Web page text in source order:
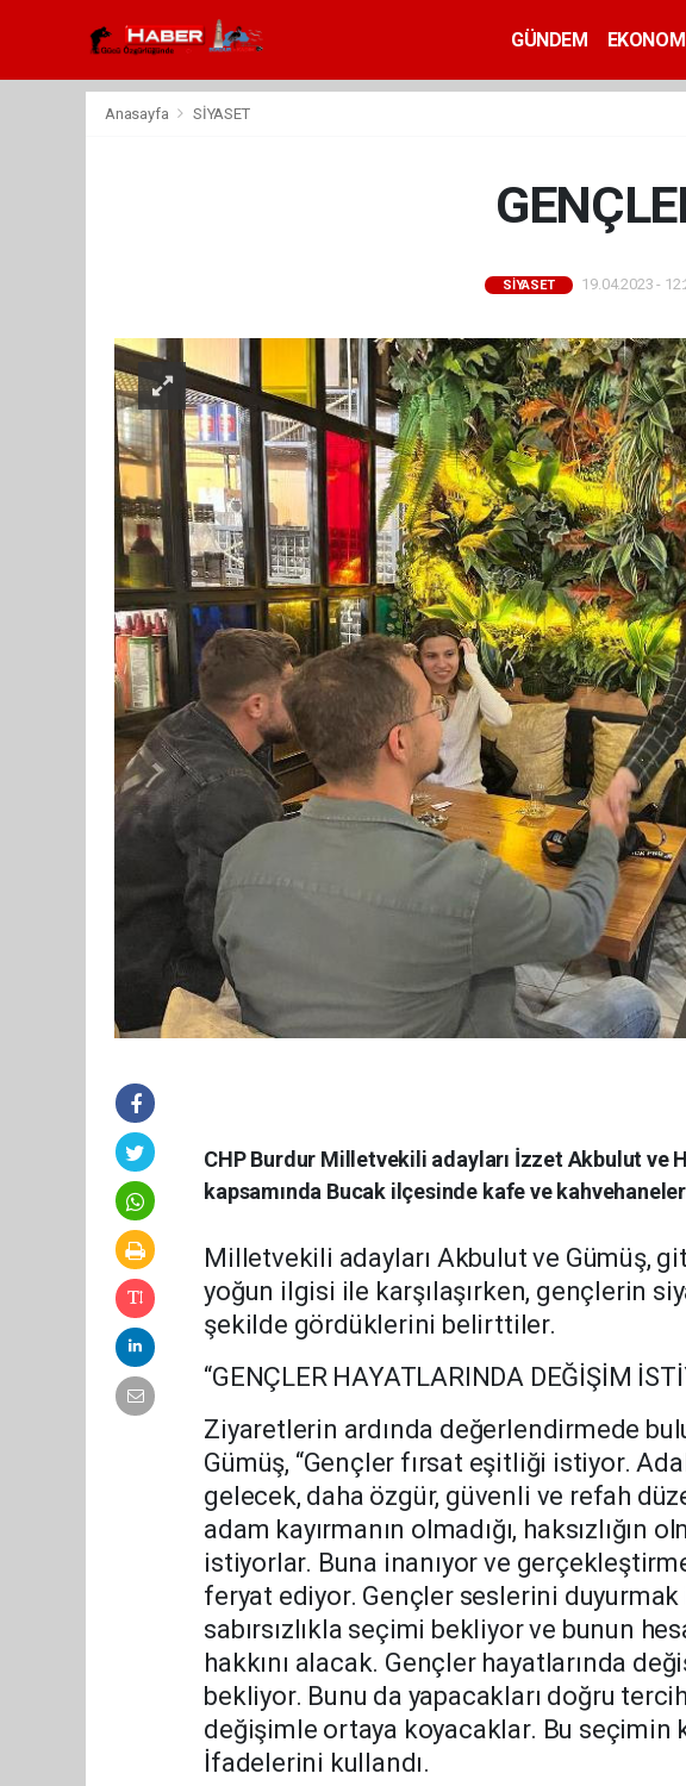
GÜNDEM
Anasayfa SİYASET
SİYASET 19.04.2023 -
CHP Burdur Milletvekili adayları İzzet Akbulut ve
kapsamında Bucak ilçesinde kafe ve
Milletvekili adayları Akbulut ve Gümüş,
yoğun ilgisi ile karşılaşırken, gençlerin
şekilde gördüklerini belirttiler.
“GENÇLER HAYATLARINDA DEĞİŞİM
Ziyaretlerin ardında değerlendirmede
Gümüş, “Gençler fırsat eşitliği istiyor.
gelecek, daha özgür, güvenli ve refah
adam kayırmanın olmadığı, haksızlığın
istiyorlar. Buna inanıyor ve
feryat ediyor. Gençler seslerini duyurmak
sabırsızlıkla seçimi bekliyor ve bunun
hakkını alacak. Gençler hayatlarında
bekliyor. Bunu da yapacakları doğru
değişimle ortaya koyacaklar. Bu seçimin
İfadelerini kullandı.